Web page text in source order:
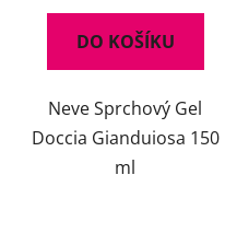
DO KOŠÍKU
Neve Sprchový Gel
Doccia Gianduiosa 150
ml